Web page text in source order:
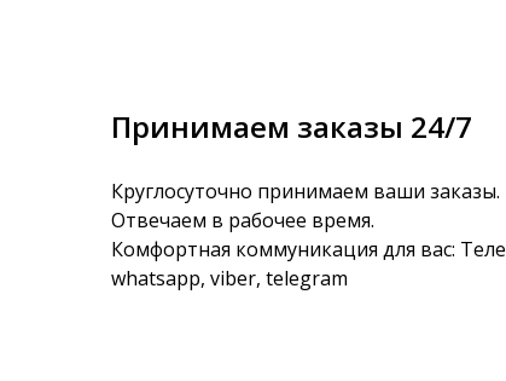
Принимаем заказы 24/7
Круглосуточно принимаем ваши заказы.
Отвечаем в рабочее время.
Комфортная коммуникация для вас:
whatsapp, viber, telegram